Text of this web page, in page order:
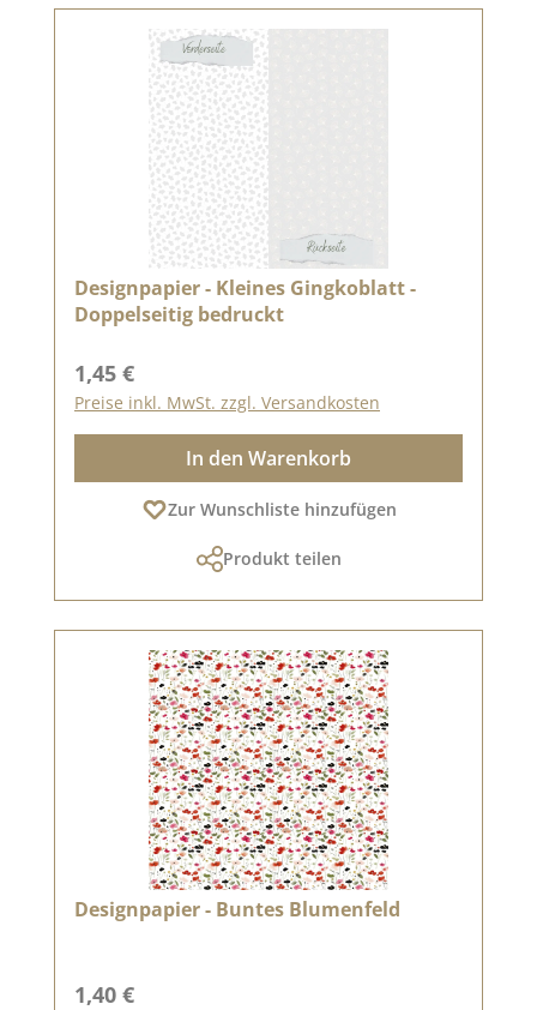
Designpapier - Kleines Gingkoblatt -
Doppelseitig bedruckt
Regulärer Preis:
1,45 €
Preise inkl. MwSt. zzgl. Versandkosten
In den Warenkorb
Zur Wunschliste hinzufügen
Produkt teilen
Designpapier - Buntes Blumenfeld
Regulärer Preis:
1,40 €